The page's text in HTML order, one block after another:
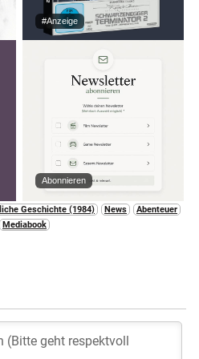
#Anzeige
Abonnieren
Geschichte (1984) News
Abenteuer
Mediabook